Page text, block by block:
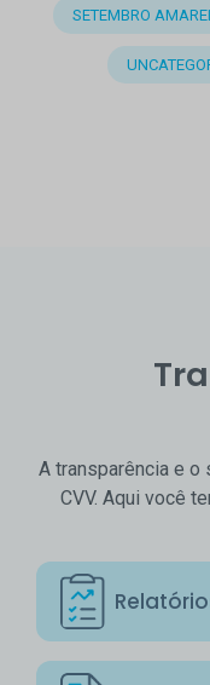
SETEMBRO
A transparência e
CVV. Aqui você